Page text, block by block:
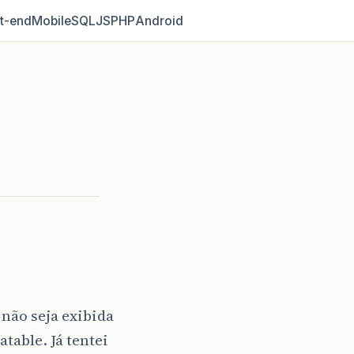
MobileSQLJSPHPAndroid
seja exibida
Já tentei